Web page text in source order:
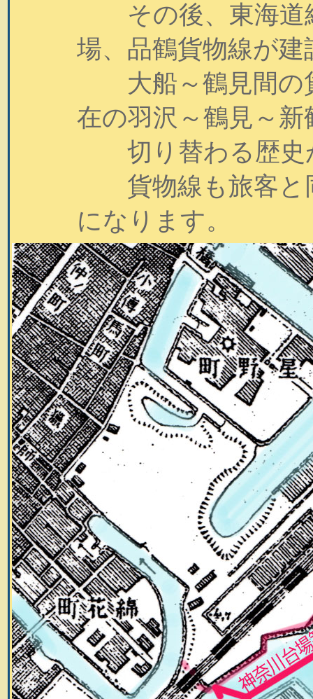
その後、東海道
場、品鶴貨物線が
大船～鶴見間の
在の羽沢～鶴見～
切り替わる歴史
貨物線も旅客と
になります。